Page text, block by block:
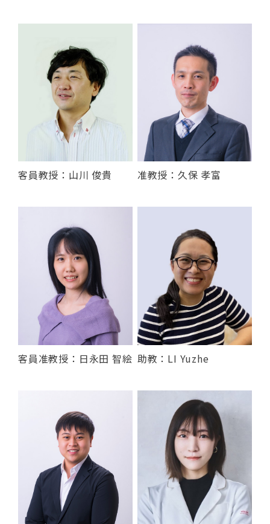
客員教授：山川 俊貴 准教授：久保 孝富
客員准教授：日永田 智絵 助教：LI Yuzhe